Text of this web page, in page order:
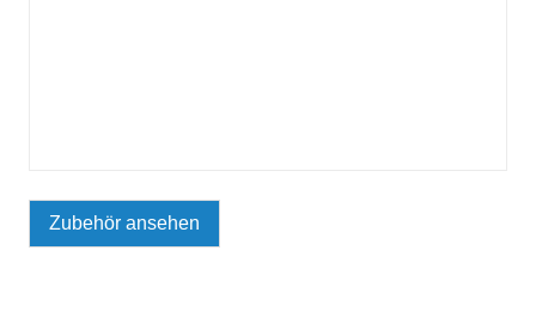
Zubehör ansehen